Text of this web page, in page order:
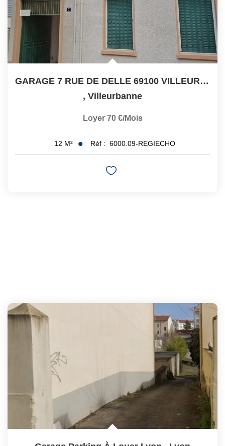
GARAGE 7 RUE DE DELLE 69100 VILLEURBANNE
, Villeurbanne
Loyer 70 €/mois
12 M² Réf : 6000.09-REGIECHO